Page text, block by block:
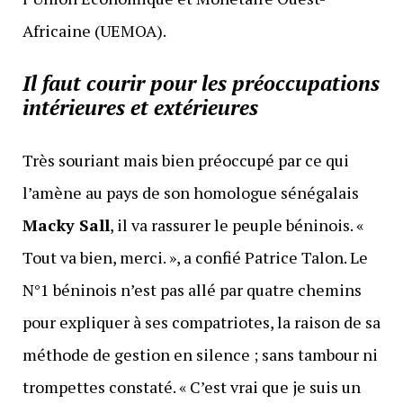
Africaine (UEMOA).
Il faut courir pour les préoccupations
intérieures et extérieures
Très souriant mais bien préoccupé par ce qui
l’amène au pays de son homologue sénégalais
Macky Sall, il va rassurer le peuple béninois. «
Tout va bien, merci. », a confié Patrice Talon. Le
N°1 béninois n’est pas allé par quatre chemins
pour expliquer à ses compatriotes, la raison de sa
méthode de gestion en silence ; sans tambour ni
trompettes constaté. « C’est vrai que je suis un